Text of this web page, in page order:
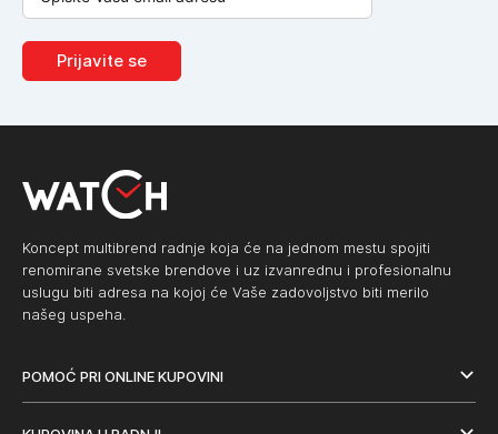
Prijavite se
Koncept multibrend radnje koja će na jednom mestu spojiti
renomirane svetske brendove i uz izvanrednu i profesionalnu
uslugu biti adresa na kojoj će Vaše zadovoljstvo biti merilo
našeg uspeha.
POMOĆ PRI ONLINE KUPOVINI